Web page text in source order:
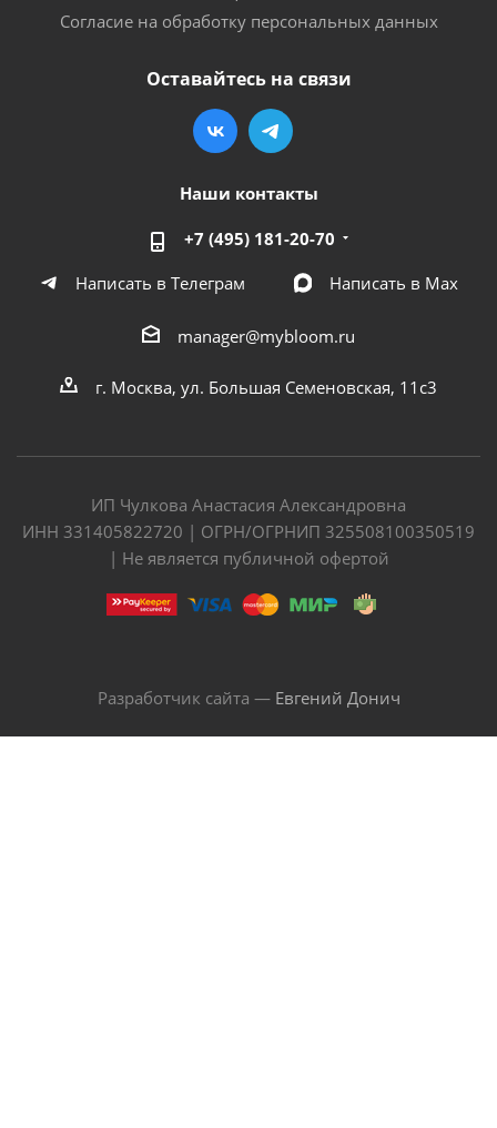
Согласие на обработку персональных данных
Оставайтесь на связи
Наши контакты
+7 (495) 181-20-70
Написать в Телеграм
Написать в Мах
manager@mybloom.ru
г. Москва, ул. Большая Семеновская, 11с3
ИП Чулкова Анастасия Александровна
ИНН 331405822720 | ОГРН/ОГРНИП 325508100350519
| Не является публичной офертой
Разработчик сайта — Евгений Донич